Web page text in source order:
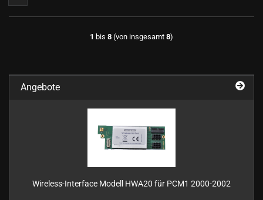
1 bis 8 (von insgesamt 8)
Angebote
Wireless-Interface Modell HWA20 für PCM1 2000-2002